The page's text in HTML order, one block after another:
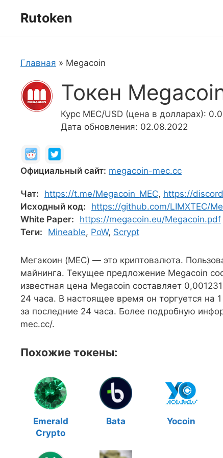
Rutoken
Главная » Megacoin
Токен
Курс MEC/USD (цена в долларах):
Дата обновления: 02.08.2022
Официальный сайт: megacoin-mec.cc
Чат: https://t.me/Megacoin_MEC, https://
Исходный код:
https://github.com/LIMXTEC/
White Paper:
https://megacoin.eu/Megacoin.pdf
Теги:
Mineable, PoW, Scrypt
Мегакоин (MEC) — это криптовалюта.
майнинга. Текущее предложение Megacoin
известная цена Megacoin составляет
24 часа. В настоящее время он торгуется на
за последние 24 часа. Более подробную
mec.cc/.
Похожие токены:
Emerald
Crypto
Bata Yocoin